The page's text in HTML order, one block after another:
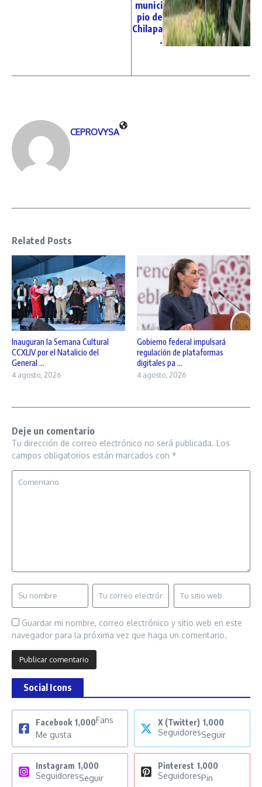
munici
pio de
Chilapa
.
CEPROVYSA
Related Posts
Inauguran la Semana Cultural
CCXLIV por el Natalicio del
General ...
4 agosto, 2026
Gobierno federal impulsará
regulación de plataformas
digitales pa ...
4 agosto, 2026
Deje un comentario
Tu dirección de correo electrónico no será publicada. Los
campos obligatorios están marcados con *
Guardar mi nombre, correo electrónico y sitio web en este
navegador para la próxima vez que haga un comentario.
Social Icons
Facebook 1,000Fans
Me gusta
X (Twitter) 1,000
SeguidoresSeguir
Instagram 1,000
SeguidoresSeguir
Pinterest 1,000
SeguidoresPin